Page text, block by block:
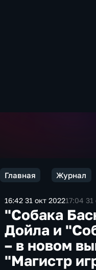
Главная Журнал
16:42 31 окт 202217:04 31
"Собака
Дойла и
– в новом
"Магистр